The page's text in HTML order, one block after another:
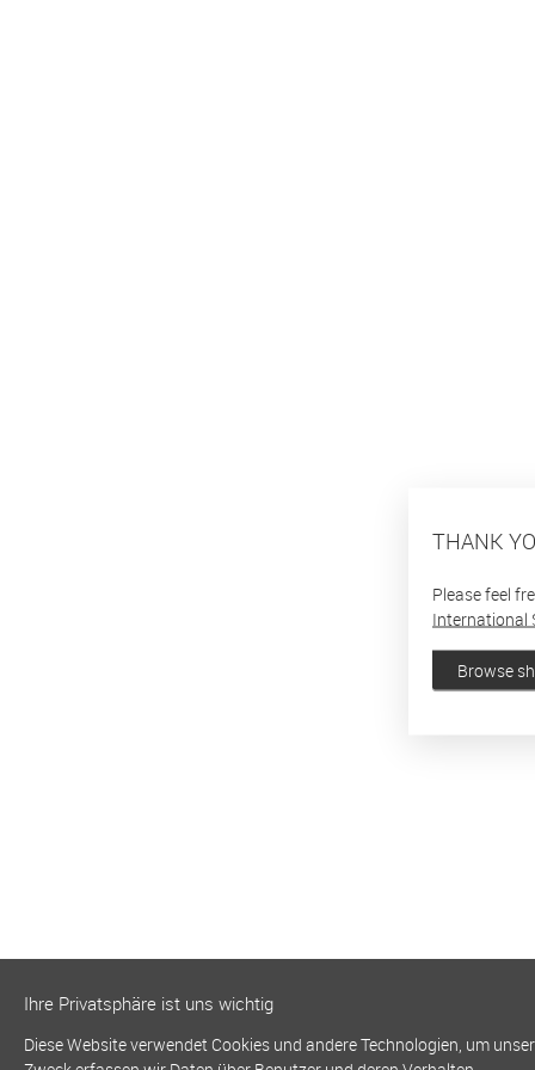
THANK
Please feel
International
Browse
Ihre Privatsphäre ist uns wichtig
Diese Website verwendet Cookies und andere Technologien, um